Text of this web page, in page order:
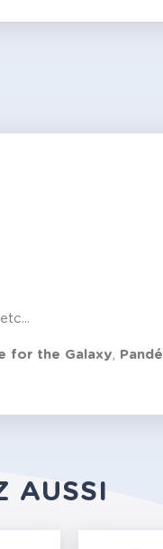
for the Galaxy,
AUSSI